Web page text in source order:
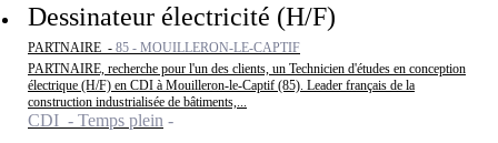
Dessinateur électricité (H/F)
PARTNAIRE - 85 - MOUILLERON-LE-CAPTIF
PARTNAIRE, recherche pour l'un des clients, un Technicien d'études en conception
électrique (H/F) en CDI à Mouilleron-le-Captif (85). Leader français de la
construction industrialisée de bâtiments,...
CDI - Temps plein